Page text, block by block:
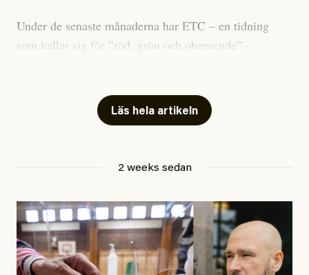
Under de senaste månaderna har ETC – en tidning
som kallar sig för ”röd, grön och oberoende” –
skriver för? Vad betyder det att vara en ”röd, grön och
oberoende” tidning? Och vad är egentligen bra
utpekas som israelisk infiltratör”. Enligt ingressen
handlar artikeln om en person vars ”bakgrund skapar
splittring och oro i rörelsen”. Problemet är att artikeln
Läs hela artikeln
2 weeks sedan